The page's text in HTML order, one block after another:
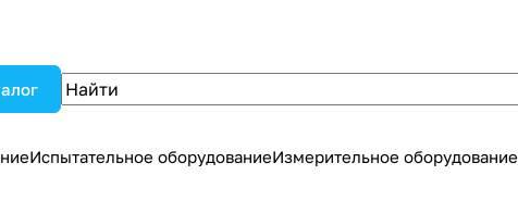
Испытательное оборудованиеИзмерительное оборудование